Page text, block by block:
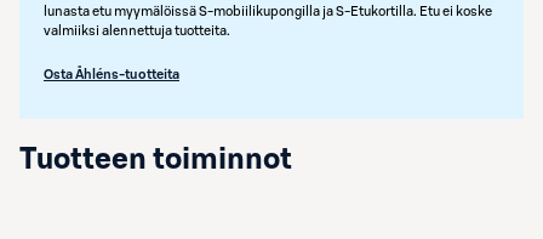
lunasta etu myymälöissä S‑mobiilikupongilla ja S‑Etukortilla. Etu ei koske
valmiiksi alennettuja tuotteita.
Osta Åhléns-tuotteita
Tuotteen toiminnot